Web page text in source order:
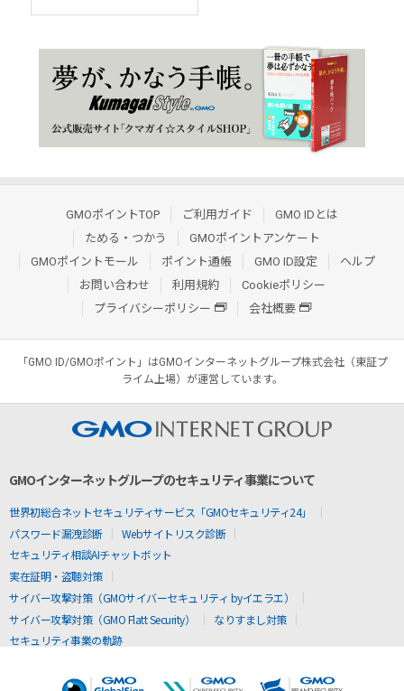
GMOポイントTOP ご利用ガイド
GMO IDとは
ためる・つかう
GMOポイントアンケート
GMOポイントモール
ポイント通帳 GMO ID設定
ヘルプ
お問い合わせ
利用規約
Cookieポリシー
プライバシーポリシー
会社概要
「GMO ID/GMOポイント」はGMOインターネットグループ株式会社（東証プ
ライム上場）が運営しています。
GMOインターネットグループのセキュリティ事業について
世界初総合ネットセキュリティサービス「GMOセキュリティ24」
パスワード漏洩診断
Webサイトリスク診断
セキュリティ相談AIチャットボット
実在証明・盗聴対策
サイバー攻撃対策（GMOサイバーセキュリティ byイエラエ）
サイバー攻撃対策（GMO Flatt Security）
なりすまし対策
セキュリティ事業の軌跡